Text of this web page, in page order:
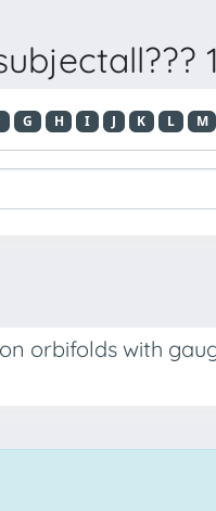
G H I J K L M
orbifolds with